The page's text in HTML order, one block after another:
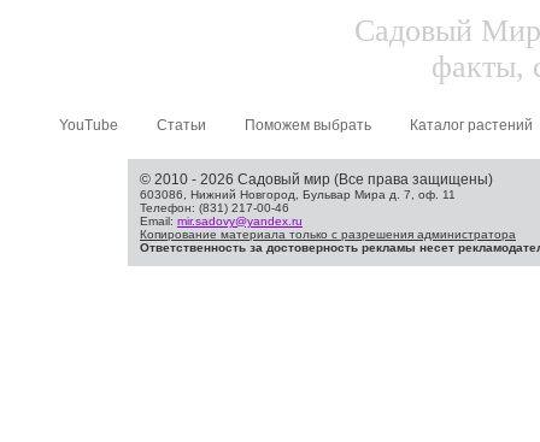
Садовый
факты,
YouTube Статьи Поможем выбрать Каталог растений
© 2010 - 2026 Садовый мир (Все права защищены)
603086, Нижний Новгород, Бульвар Мира д. 7, оф. 11
Телефон: (831) 217-00-46
Email: mir.sadovy@yandex.ru
Копирование материала только с разрешения администратора
Ответственность за достоверность рекламы несет